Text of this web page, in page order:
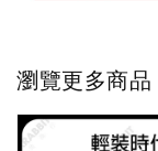
瀏覽更多商品